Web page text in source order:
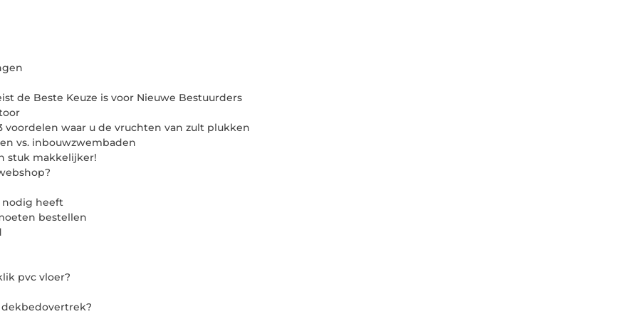
de Beste Keuze is voor Nieuwe Bestuurders
waar u de vruchten van zult plukken
vs. inbouwzwembaden
stuk makkelijker!
nodig heeft
bestellen
pvc vloer?